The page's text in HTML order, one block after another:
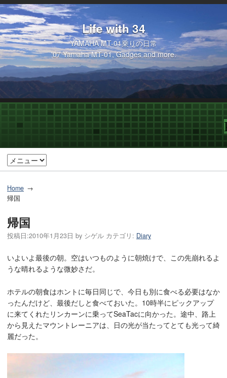
Life with 34
YAMAHA MT-01乗りの日常
'07 Yamaha MT-01, Gadges and more.
Home
帰国
帰国
投稿日:2010年1月23日 by シゲル カテゴリ: Diary
いよいよ最後の朝。空はいつものように朝焼けで、この先崩れるよ
うな晴れるような微妙さだ。
ホテルの朝食はホントに毎日同じで、今日も別に食べる必要はなか
ったんだけど、最後だしと食べておいた。10時半にピックアップ
に来てくれたリンカーンに乗ってSeaTacに向かった。途中、路上
から見えたマウントレーニアは、日の光が当たってとても光って綺
麗だった。